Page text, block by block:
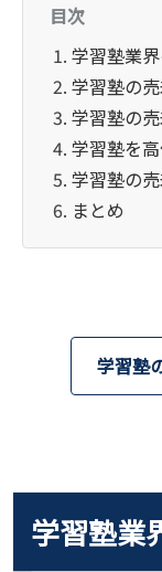
目次
学習塾業
学習塾の
学習塾の
学習塾を
学習塾の
まとめ
学習塾
学習塾業